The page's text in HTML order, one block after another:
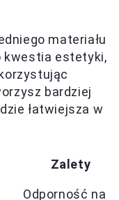
materiału
kwestia estetyki,
bardziej
łatwiejsza w
Zalety
Odporność na